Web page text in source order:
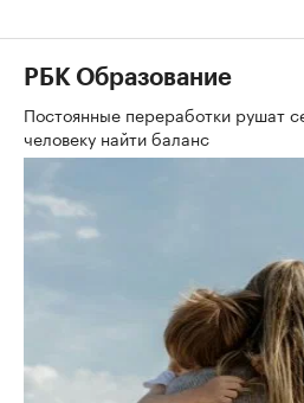
РБК Образование
Постоянные переработки рушат
человеку найти баланс